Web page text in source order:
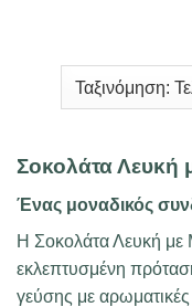
Σοκολάτα Λευκή
Ένας μοναδικός
Η Σοκολάτα Λευκή με
εκλεπτυσμένη
γεύσης με